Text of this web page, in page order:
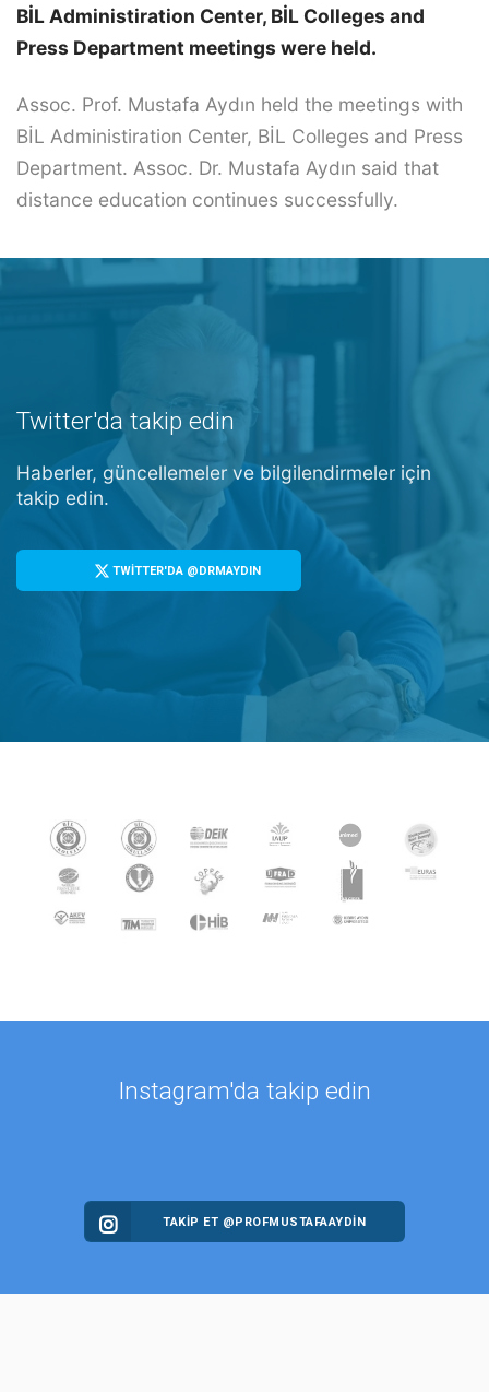
BİL Administiration Center, BİL Colleges and
Press Department meetings were held.
Assoc. Prof. Mustafa Aydın held the meetings with
BİL Administiration Center, BİL Colleges and Press
Department. Assoc. Dr. Mustafa Aydın said that
distance education continues successfully.
Twitter'da takip edin
Haberler, güncellemeler ve bilgilendirmeler için
takip edin.
TWİTTER'DA @DRMAYDIN
Instagram'da takip edin
TAKİP ET @PROFMUSTAFAAYDIN